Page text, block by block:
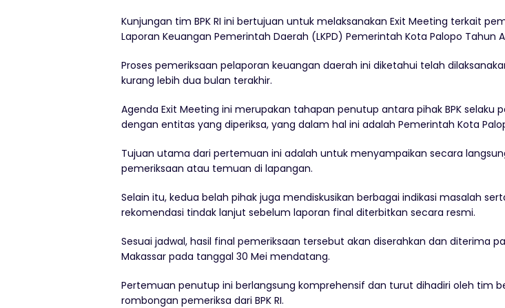
Kunjungan tim BPK RI ini bertujuan untuk melaksanakan Exit Meeting terkait
Laporan Keuangan Pemerintah Daerah (LKPD) Pemerintah Kota Palopo Tahun
Proses pemeriksaan pelaporan keuangan daerah ini diketahui telah
kurang lebih dua bulan terakhir.
Agenda Exit Meeting ini merupakan tahapan penutup antara pihak BPK selaku
dengan entitas yang diperiksa, yang dalam hal ini adalah Pemerintah Kota
Tujuan utama dari pertemuan ini adalah untuk menyampaikan secara
pemeriksaan atau temuan di lapangan.
Selain itu, kedua belah pihak juga mendiskusikan berbagai indikasi masalah
rekomendasi tindak lanjut sebelum laporan final diterbitkan secara resmi.
Sesuai jadwal, hasil final pemeriksaan tersebut akan diserahkan dan diterima
Makassar pada tanggal 30 Mei mendatang.
Pertemuan penutup ini berlangsung komprehensif dan turut dihadiri oleh tim
rombongan pemeriksa dari BPK RI.